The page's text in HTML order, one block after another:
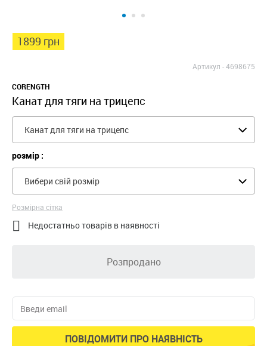
1899 грн
Артикул -4698675
CORENGTH
Канат для тяги на трицепс
Канат для тяги на трицепс
розмір :
Вибери свій розмір
Розмірна сітка
 Недостатньо товарів в наявності
Розпродано
ПОВІДОМИТИ ПРО НАЯВНІСТЬ